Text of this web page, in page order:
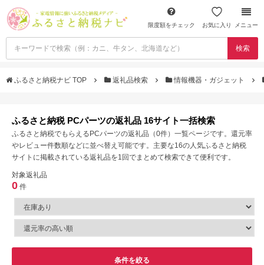
限度額をチェック お気に入り メニュー
検索
ふるさと納税ナビ TOP 返礼品検索 情報機器・ガジェット
ふるさと納税 PCパーツの返礼品 16サイト一括検索
ふるさと納税でもらえるPCパーツの返礼品（0件）一覧ページです。還元率
やレビュー件数順などに並べ替え可能です。主要な16の人気ふるさと納税
サイトに掲載されている返礼品を1回でまとめて検索できて便利です。
対象返礼品
0 件
条件を絞る